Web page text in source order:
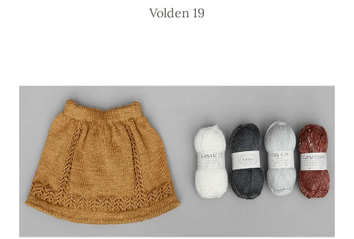
Volden 19